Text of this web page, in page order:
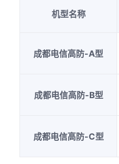
机型名称
成都电信高防-A型
成都电信高防-B型
成都电信高防-C型